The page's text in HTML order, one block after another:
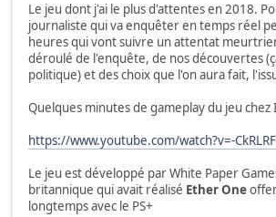
Le jeu dont j'ai le plus d'attentes en 2018.
journaliste qui va enquêter en temps réel
heures qui vont suivre un attentat
déroulé de l'enquête, de nos découvertes
politique) et des choix que l'on aura fait,
Quelques minutes de gameplay du jeu chez
https://www.youtube.com/watch?v=-
Le jeu est développé par White Paper
britannique qui avait réalisé Ether One
longtemps avec le PS+